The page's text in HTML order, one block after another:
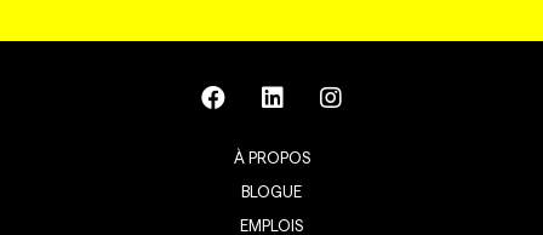
À PROPOS
BLOGUE
EMPLOIS